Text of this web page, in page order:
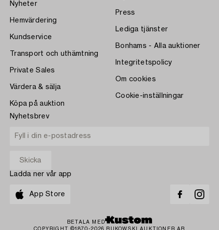
Nyheter
Hemvärdering
Kundservice
Transport och uthämtning
Private Sales
Värdera & sälja
Köpa på auktion
Press
Lediga tjänster
Bonhams - Alla auktioner
Integritetspolicy
Om cookies
Cookie-inställningar
Nyhetsbrev
Ladda ner vår app
App Store
BETALA MED